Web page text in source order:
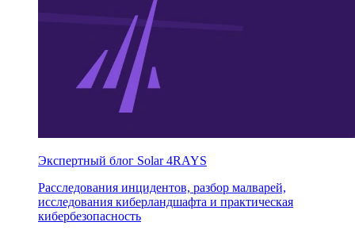
Экспертный блог Solar 4RAYS
Расследования инцидентов, разбор малварей,
исследования киберландшафта и практическая
кибербезопасность